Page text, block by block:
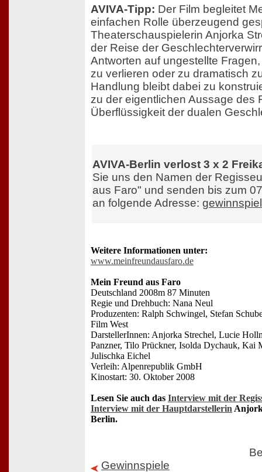
AVIVA-Tipp: Der Film begleitet
einfachen Rolle überzeugend
Theaterschauspielerin Anjorka
der Reise der
Antworten auf ungestellte
zu verlieren oder zu dramatisch
Handlung bleibt dabei zu
zu der eigentlichen Aussage des
Überflüssigkeit der dualen
AVIVA-Berlin verlost 3 x 2
Sie uns den Namen der
aus Faro" und senden bis zum
an folgende Adresse:
Weitere Informationen unter:
www.meinfreundausfaro.de
Mein Freund aus Faro
Deutschland 2008m 87 Minuten
Regie und Drehbuch: Nana Neul
Produzenten: Ralph Schwingel, Stefan
Film West
DarstellerInnen: Anjorka Strechel, Lucie
Panzner, Tilo Prückner, Isolda Dychauk, Kai
Julischka Eichel
Verleih: Alpenrepublik GmbH
Kinostart: 30. Oktober 2008
Lesen Sie auch das Interview mit der
Interview mit der Hauptdarstellerin
Berlin.
Gewinnspiele